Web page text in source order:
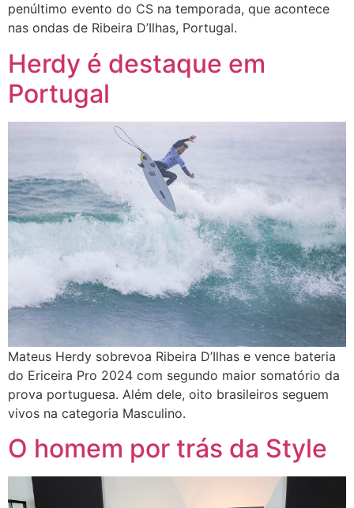
penúltimo evento do CS na temporada, que acontece
nas ondas de Ribeira D’Ilhas, Portugal.
Herdy é destaque em
Portugal
Mateus Herdy sobrevoa Ribeira D’Ilhas e vence bateria
do Ericeira Pro 2024 com segundo maior somatório da
prova portuguesa. Além dele, oito brasileiros seguem
vivos na categoria Masculino.
O homem por trás da Style